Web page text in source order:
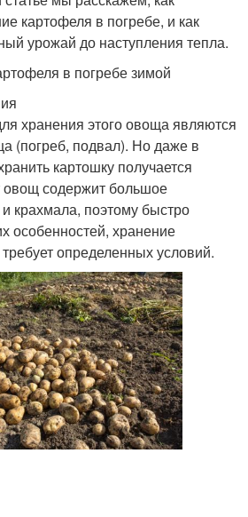
картофеля в погребе, и как
урожай до наступления тепла.
в погребе зимой
хранения этого овоща являются
(погреб, подвал). Но даже в
картошку получается
овощ содержит большое
крахмала, поэтому быстро
особенностей, хранение
определенных условий.